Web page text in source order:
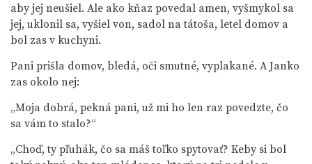
aby jej neušiel. Ale ako kňaz povedal amen, vyšmykol sa
jej, uklonil sa, vyšiel von, sadol na tátoša, letel domov a
bol zas v kuchyni.
Pani prišla domov, bledá, oči smutné, vyplakané. A Janko
zas okolo nej:
„Moja dobrá, pekná pani, už mi ho len raz povedzte, čo
sa vám to stalo?“
„Choď, ty pľuhák, čo sa máš toľko spytovať? Keby si bol